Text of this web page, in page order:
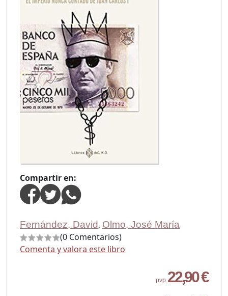
Compartir en:
Fernández, David, Olmo, José María
(0 Comentarios)
Comenta y valora este libro
pvp.22,90 €